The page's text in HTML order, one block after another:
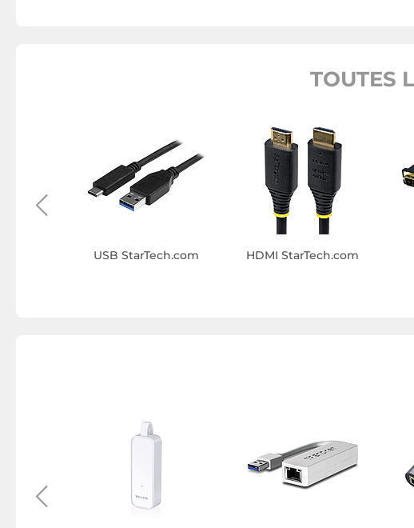
TOUTES
USB StarTech.com HDMI StarTech.com